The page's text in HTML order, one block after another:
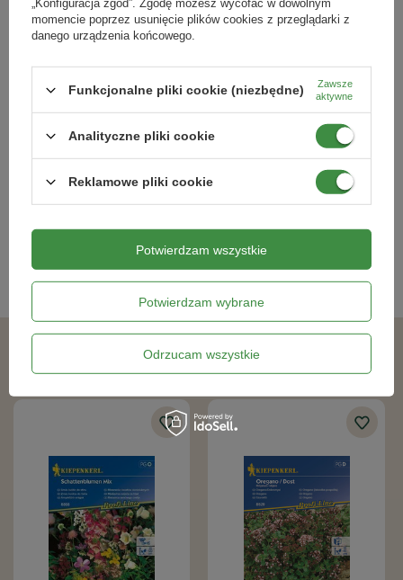
brauner’’ – Kiepenkerl
Kategorie powiązane
Nasiona warzyw,
„Konfiguracja zgód”. Zgodę możesz wycofać w dowolnym
momencie poprzez usunięcie plików cookies z przeglądarki z
danego urządzenia końcowego.
Funkcjonalne pliki cookie (niezbędne)
Zawsze
aktywne
Analityczne pliki cookie
Reklamowe pliki cookie
Potwierdzam wybrane
Odrzucam wszystkie
Potwierdzam wszystkie